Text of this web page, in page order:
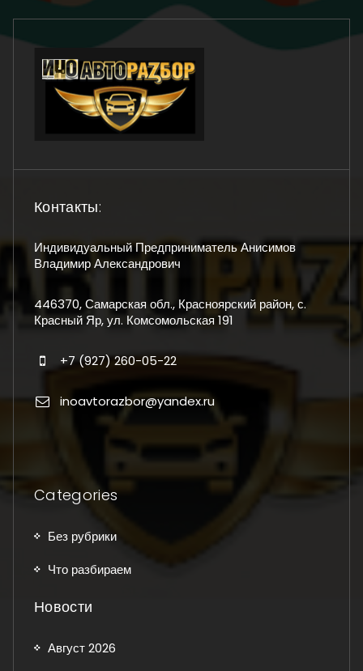
Контакты:
Индивидуальный Предприниматель Анисимов
Владимир Александрович
446370, Самарская обл., Красноярский район, с.
Красный Яр, ул. Комсомольская 191
+7 (927) 260-05-22
inoavtorazbor@yandex.ru
Categories
Без рубрики
Что разбираем
Новости
Август 2026